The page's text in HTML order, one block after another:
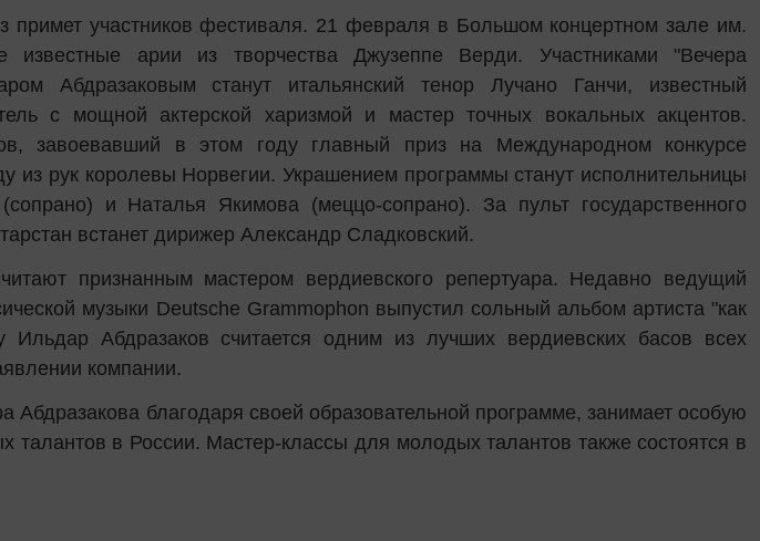
примет участников фестиваля. 21 февраля в Большом концертном зале им.
арии из творчества Джузеппе Верди. Участниками "Вечера
Абдразаковым станут итальянский тенор Лучано Ганчи, известный
с мощной актерской харизмой и мастер точных вокальных акцентов.
завоевавший в этом году главный приз на Международном конкурсе
из рук королевы Норвегии. Украшением программы станут исполнительницы
и Наталья Якимова (меццо-сопрано). За пульт государственного
встанет дирижер Александр Сладковский.
признанным мастером вердиевского репертуара. Недавно ведущий
музыки Deutsche Grammophon выпустил сольный альбом артиста "как
Абдразаков считается одним из лучших вердиевских басов всех
компании.
Абдразакова благодаря своей образовательной программе, занимает особую
в России. Мастер-классы для молодых талантов также состоятся в